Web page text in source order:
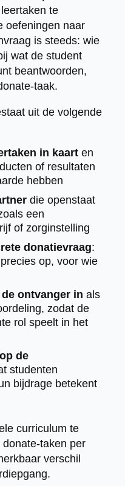
te
oefeningen naar
is steeds: wie
wat de student
beantwoorden,
taak.
uit de volgende
in kaarten
of resultaten
hebben
die openstaat
een
of zorginstelling
donatievraag:
op, voor wie
ontvanger in als
zodat de
rol speelt in het
de
studenten
bijdrage betekent
curriculum te
taken per
verschil